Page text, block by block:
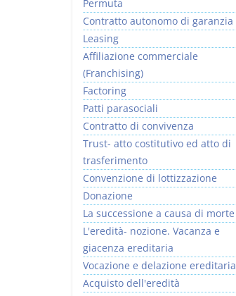
Permuta
Contratto autonomo di garanzia
Leasing
Affiliazione commerciale
(Franchising)
Factoring
Patti parasociali
Contratto di convivenza
Trust- atto costitutivo ed atto di
trasferimento
Convenzione di lottizzazione
Donazione
La successione a causa di morte
L'eredità- nozione. Vacanza e
giacenza ereditaria
Vocazione e delazione ereditaria
Acquisto dell'eredità